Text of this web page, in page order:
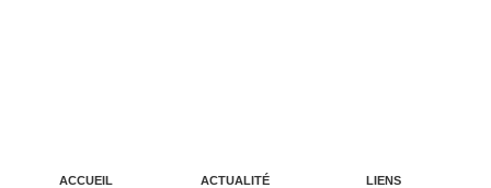
ACCUEIL ACTUALITÉ LIENS